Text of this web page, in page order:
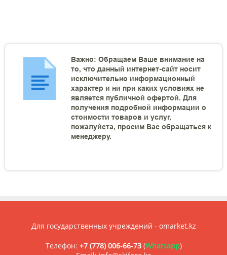
Важно: Обращаем Ваше внимание на
то, что данный интернет-сайт носит
исключительно информационный
характер и ни при каких условиях не
является публичной офертой. Для
получения подробной информации о
стоимости товаров и услуг,
пожалуйста, просим Вас обращаться к
менеджеру.
Для государственных учреждений - omarket.kz
Телефон: +7 (778) 006-66-73(Whatsapp)